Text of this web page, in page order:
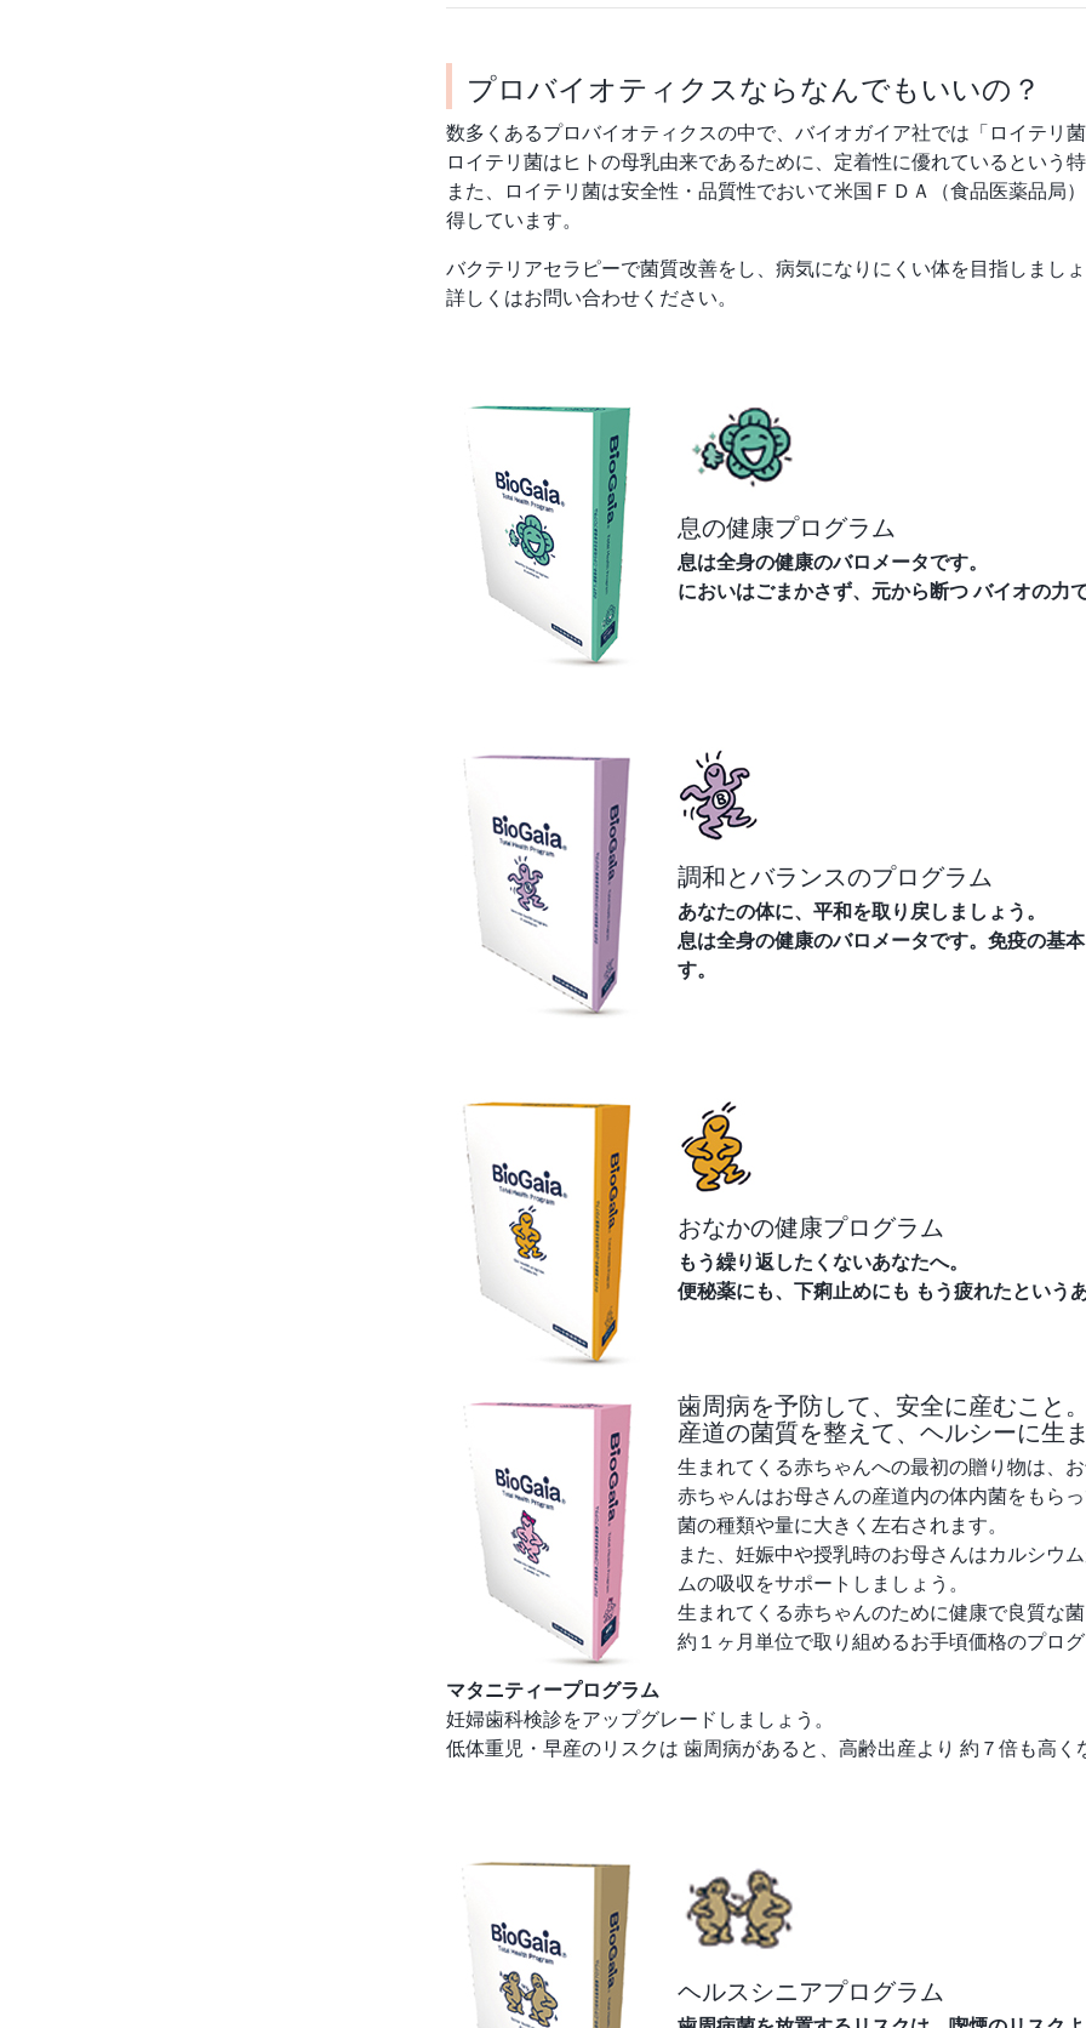
プロバイオティクスならなんでもいいの？
数多くあるプロバイオティクスの中で、バイオガイア社では「ロイテリ
ロイテリ菌はヒトの母乳由来であるために、定着性に優れているという
また、ロイテリ菌は安全性・品質性でおいて米国ＦＤＡ（食品医薬品局
得しています。
バクテリアセラピーで菌質改善をし、病気になりにくい体を目指しまし
詳しくはお問い合わせください。
息の健康プログラム
息は全身の健康のバロメータです。
においはごまかさず、元から断つ バイオの力
調和とバランスのプログラム
あなたの体に、平和を取り戻しましょう。
息は全身の健康のバロメータです。免疫の基
す。
おなかの健康プログラム
もう繰り返したくないあなたへ。
便秘薬にも、下痢止めにも もう疲れたという
歯周病を予防して、安全に産むこと
産道の菌質を整えて、ヘルシーに生
生まれてくる赤ちゃんへの最初の贈り物は、
赤ちゃんはお母さんの産道内の体内菌をもら
菌の種類や量に大きく左右されます。
また、妊娠中や授乳時のお母さんはカルシウ
ムの吸収をサポートしましょう。
生まれてくる赤ちゃんのために健康で良質な
約１ヶ月単位で取り組めるお手頃価格のプロ
マタニティープログラム
妊婦歯科検診をアップグレードしましょう。
低体重児・早産のリスクは 歯周病があると、高齢出産より 約７倍も高く
ヘルスシニアプログラム